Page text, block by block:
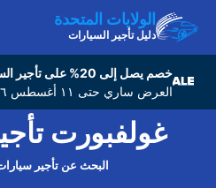
الولايات المتحدة
دليل تأجير السيارات
خصم يصل إلى 20% على تأجير السيارات في جميع أنحاء العالم
العرض ساري حتى ١١ أغسطس ٢٠٢٦ - استفد منه اليوم!
غولفبورت
البحث عن تأجير